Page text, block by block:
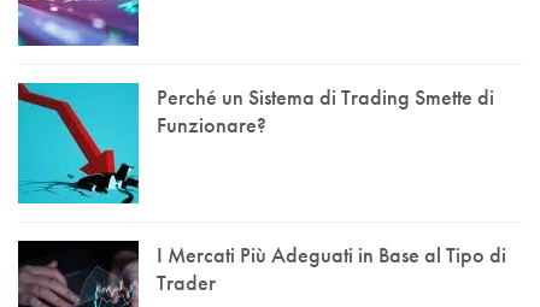
Perché un Sistema di Trading Smette di
Funzionare?
I Mercati Più Adeguati in Base al Tipo di
Trader